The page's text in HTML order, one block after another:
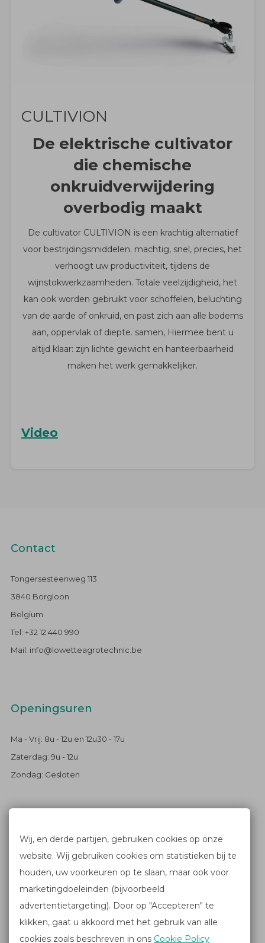
CULTIVION
De elektrische cultivator
die chemische
onkruidverwijdering
overbodig maakt
De cultivator CULTIVION is een krachtig alternatief
voor bestrijdingsmiddelen. machtig, snel, precies, het
verhoogt uw productiviteit, tijdens de
wijnstokwerkzaamheden. Totale veelzijdigheid, het
kan ook worden gebruikt voor schoffelen, beluchting
van de aarde of onkruid, en past zich aan alle bodems
aan, oppervlak of diepte. samen, Hiermee bent u
altijd klaar: zijn lichte gewicht en hanteerbaarheid
maken het werk gemakkelijker.
Video
Contact
Tongersesteenweg 113
3840 Borgloon
Belgium
Tel: +32 12 440 990
Mail: info@lowetteagrotechnic.be
Openingsuren
Ma - Vrij: 8u - 12u en 12u30 - 17u
Zaterdag: 9u - 12u
Zondag: Gesloten
Blijf op de hoogte
FACEBOOK
Links
Wij, en derde partijen, gebruiken cookies op onze
website. Wij gebruiken cookies om statistieken bij te
houden, uw voorkeuren op te slaan, maar ook voor
marketingdoeleinden (bijvoorbeeld
advertentietargeting). Door op "Accepteren" te
klikken, gaat u akkoord met het gebruik van alle
cookies zoals beschreven in ons Cookie Policy